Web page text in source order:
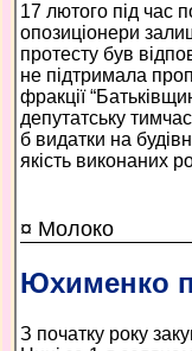
17 лютого під час
опозиціонери
протесту був
не підтримала
фракції
депутатську
б видатки на
якість виконаних
¤ Молоко
Юхименко
З початку року